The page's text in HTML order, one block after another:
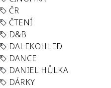
ČR
ČTENÍ
D&B
DALEKOHLED
DANCE
DANIEL HŮLKA
DÁRKY